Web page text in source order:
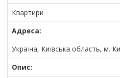
Квартири
Адреса:
Україна, Київська область, м.
Опис: